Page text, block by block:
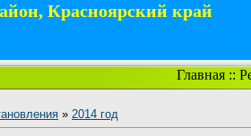
Красноярский край
Главная::
» 2014 год